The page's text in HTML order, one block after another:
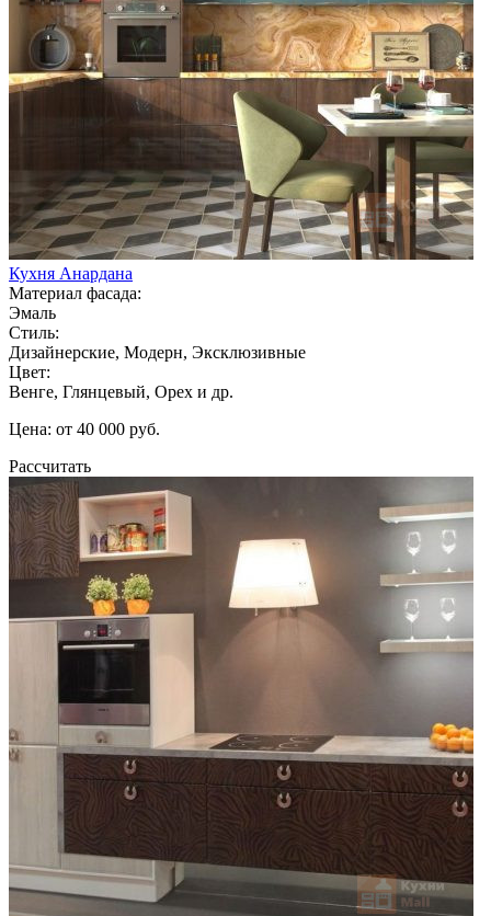
Кухня Анардана
Материал фасада:
Эмаль
Стиль:
Дизайнерские, Модерн, Эксклюзивные
Цвет:
Венге, Глянцевый, Орех и др.
Цена: от 40 000 руб.
Рассчитать